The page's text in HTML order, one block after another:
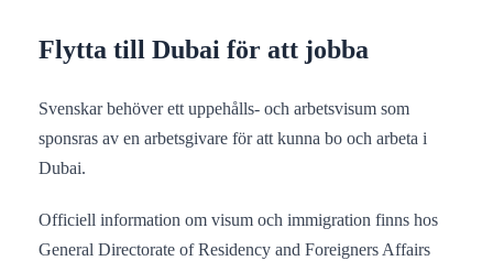
Flytta till Dubai för att jobba
Svenskar behöver ett uppehålls- och arbetsvisum som
sponsras av en arbetsgivare för att kunna bo och arbeta i
Dubai.
Officiell information om visum och immigration finns hos
General Directorate of Residency and Foreigners Affairs